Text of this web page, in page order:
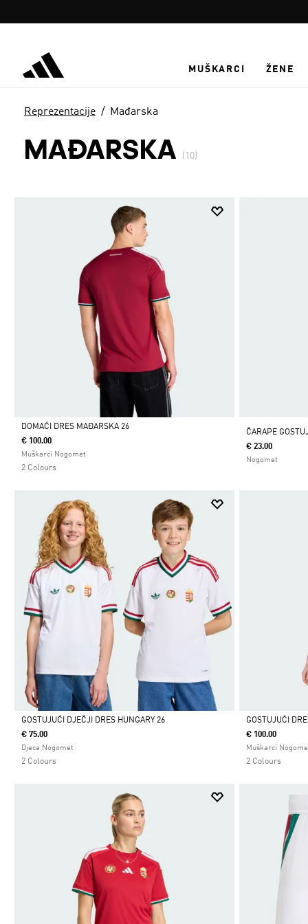
MUŠKARCI ŽENE
Reprezentacije Mađarska
MAĐARSKA (10)
Da
DOMAĆI DRES MAĐARSKA 26
€ 100.00
Muškarci Nogomet
2 Colours
ČARAPE
€ 23.00
Nogomet
Da
GOSTUJUĆI DJEČJI DRES HUNGARY 26
€ 75.00
Djeca Nogomet
2 Colours
Da
GOSTUJUĆI
€ 100.00
Muškarci
2 Colours